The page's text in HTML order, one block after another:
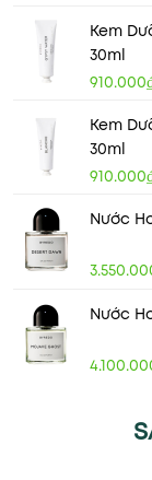
Kem
30ml
Kem
30ml
Nước
Nước